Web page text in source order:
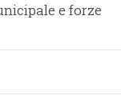
e forze